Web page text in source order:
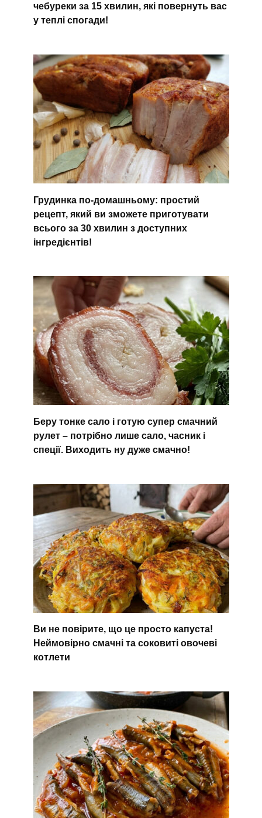
чебуреки за 15 хвилин, які повернуть вас
у теплі спогади!
Грудинка по-домашньому: простий
рецепт, який ви зможете приготувати
всього за 30 хвилин з доступних
інгредієнтів!
Беру тонке сало і готую супер смачний
рулет – потрібно лише сало, часник і
спеції. Виходить ну дуже смачно!
Ви не повірите, що це просто капуста!
Неймовірно смачні та соковиті овочеві
котлети